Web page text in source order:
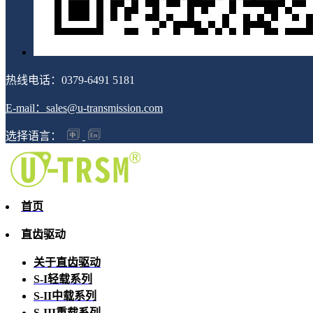
热线电话：0379-6491 5181
E-mail：sales@u-transmission.com
选择语言：
首页
直齿驱动
关于直齿驱动
S-I轻载系列
S-II中载系列